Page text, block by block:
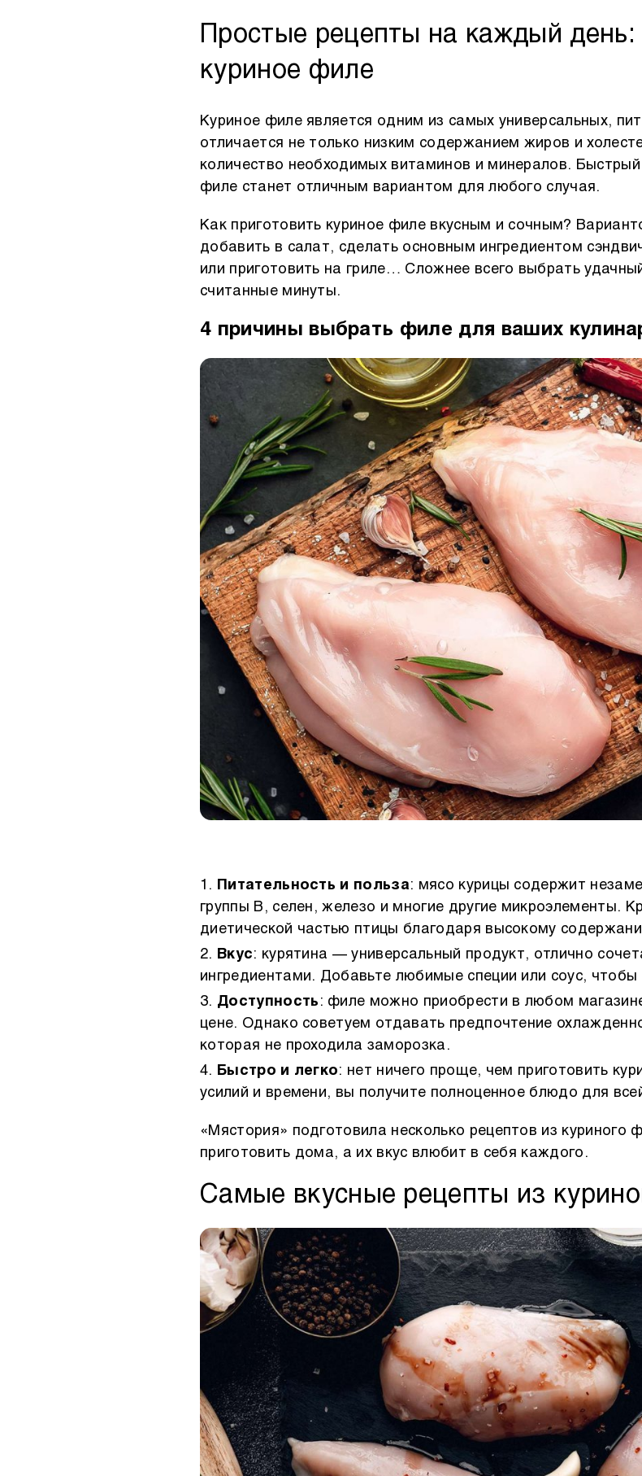
Простые рецепты на каждый день:
куриное филе
Куриное филе является одним из самых универсальных,
отличается не только низким содержанием жиров и
количество необходимых витаминов и минералов.
филе станет отличным вариантом для любого случая.
Как приготовить куриное филе вкусным и сочным?
добавить в салат, сделать основным ингредиентом
или приготовить на гриле… Сложнее всего выбрать
считанные минуты.
4 причины выбрать филе для ваших
Питательность и польза: мясо курицы содержит
группы B, селен, железо и многие другие микроэлементы.
диетической частью птицы благодаря высокому
Вкус: курятина — универсальный продукт, отлично
ингредиентами. Добавьте любимые специи или соус,
Доступность : филе можно приобрести в любом
цене. Однако советуем отдавать предпочтение
которая не проходила заморозка.
Быстро и легко: нет ничего проще, чем приготовить
усилий и времени, вы получите полноценное блюдо для
«Мястория» подготовила несколько рецептов из куриного
приготовить дома, а их вкус влюбит в себя каждого.
Самые вкусные рецепты из